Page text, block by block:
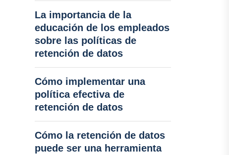
La importancia de la
educación de los empleados
sobre las políticas de
retención de datos
Cómo implementar una
política efectiva de
retención de datos
Cómo la retención de datos
puede ser una herramienta